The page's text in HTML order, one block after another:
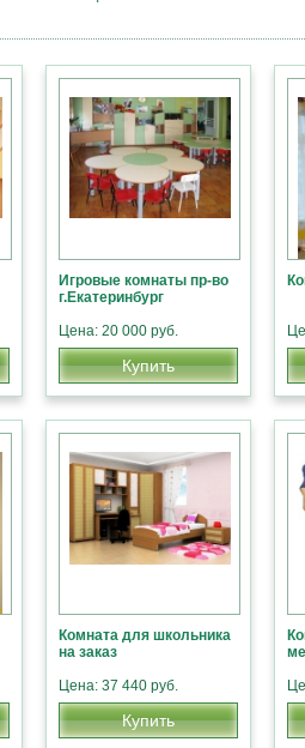
Игровые комнаты пр-во
г.Екатеринбург
Цена: 20 000 руб.
Купить
Комната для школьника
на заказ
Цена: 37 440 руб.
Купить